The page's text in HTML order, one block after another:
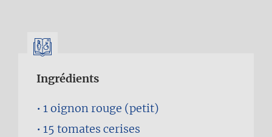
Ingrédients
1oignon rouge (petit)
15 tomates cerises